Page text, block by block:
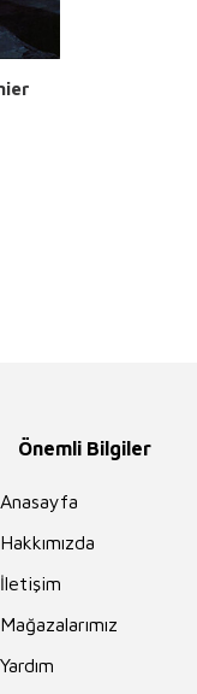
Önemli Bilgiler
Anasayfa
Hakkımızda
İletişim
Mağazalarımız
Yardım